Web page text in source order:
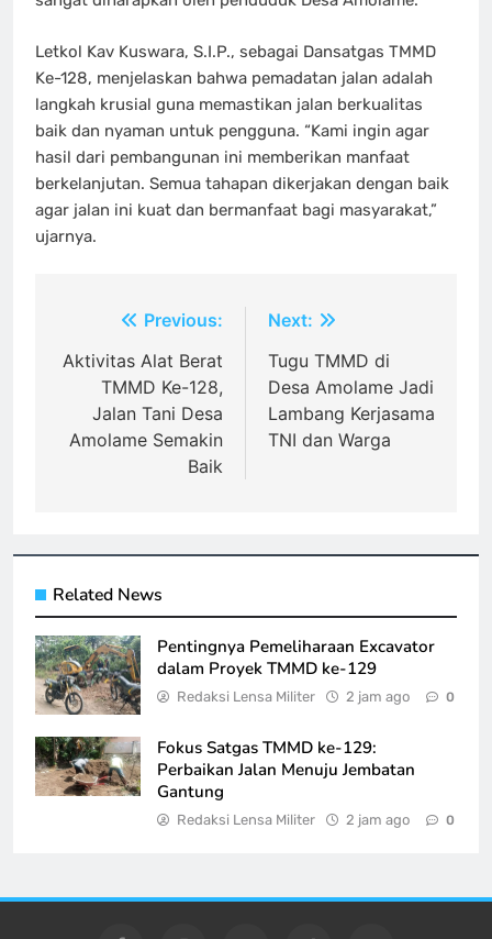
Letkol Kav Kuswara, S.I.P., sebagai Dansatgas TMMD
Ke-128, menjelaskan bahwa pemadatan jalan adalah
langkah krusial guna memastikan jalan berkualitas
baik dan nyaman untuk pengguna. “Kami ingin agar
hasil dari pembangunan ini memberikan manfaat
berkelanjutan. Semua tahapan dikerjakan dengan baik
agar jalan ini kuat dan bermanfaat bagi masyarakat,”
ujarnya.
Navigasi
pos
Previous:
Aktivitas Alat Berat
TMMD Ke-128,
Jalan Tani Desa
Amolame Semakin
Baik
Next:
Tugu TMMD di
Desa Amolame Jadi
Lambang Kerjasama
TNI dan Warga
Related News
Pentingnya Pemeliharaan Excavator
dalam Proyek TMMD ke-129
Redaksi Lensa Militer 2 jam ago 0
Fokus Satgas TMMD ke-129:
Perbaikan Jalan Menuju Jembatan
Gantung
Redaksi Lensa Militer 2 jam ago 0